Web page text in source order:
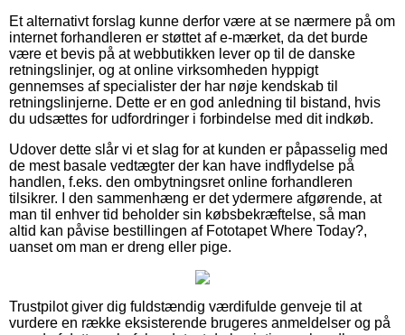
Et alternativt forslag kunne derfor være at se nærmere på om
internet forhandleren er støttet af e-mærket, da det burde
være et bevis på at webbutikken lever op til de danske
retningslinjer, og at online virksomheden hyppigt
gennemses af specialister der har nøje kendskab til
retningslinjerne. Dette er en god anledning til bistand, hvis
du udsættes for udfordringer i forbindelse med dit indkøb.
Udover dette slår vi et slag for at kunden er påpasselig med
de mest basale vedtægter der kan have indflydelse på
handlen, f.eks. den ombytningsret online forhandleren
tilsikrer. I den sammenhæng er det ydermere afgørende, at
man til enhver tid beholder sin købsbekræftelse, så man
altid kan påvise bestillingen af Fototapet Where Today?,
uanset om man er dreng eller pige.
Trustpilot giver dig fuldstændig værdifulde genveje til at
vurdere en række eksisterende brugeres anmeldelser og på